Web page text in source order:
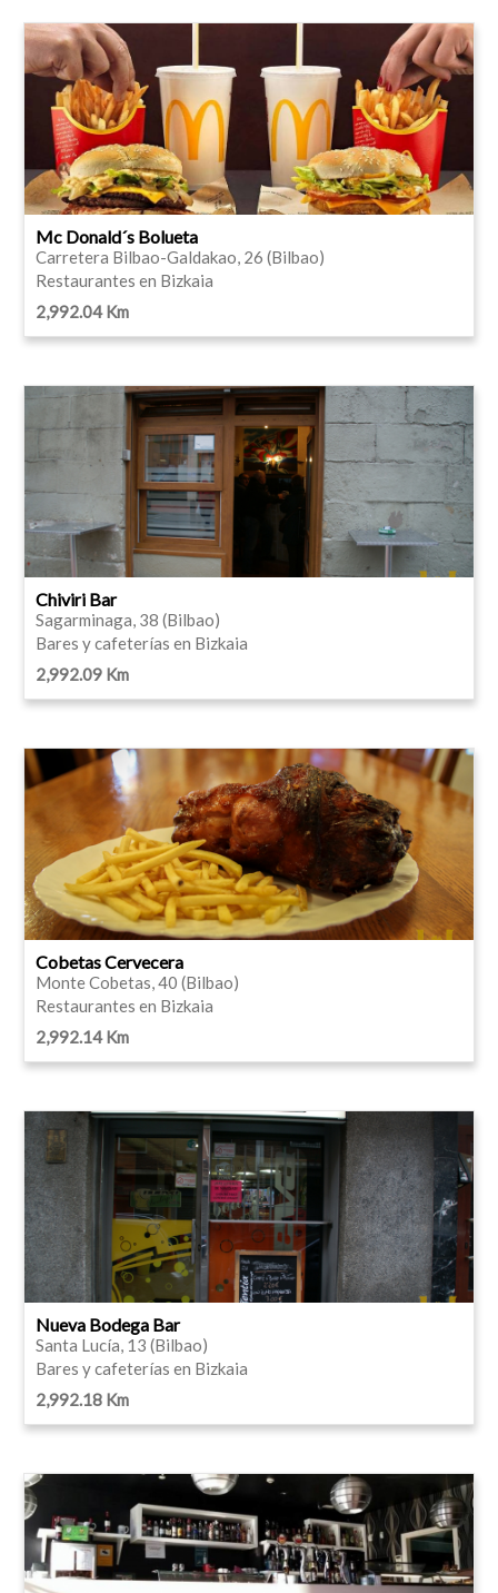
Mc Donald´s Bolueta
Carretera Bilbao-Galdakao, 26 (Bilbao)
Restaurantes en Bizkaia
2,992.04 Km
Chiviri Bar
Sagarminaga, 38 (Bilbao)
Bares y cafeterías en Bizkaia
2,992.09 Km
Cobetas Cervecera
Monte Cobetas, 40 (Bilbao)
Restaurantes en Bizkaia
2,992.14 Km
Nueva Bodega Bar
Santa Lucía, 13 (Bilbao)
Bares y cafeterías en Bizkaia
2,992.18 Km